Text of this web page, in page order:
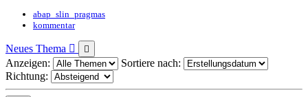
abap_slin_pragmas
kommentar
Neues Thema
Anzeigen:
Sortiere nach:
Richtung: